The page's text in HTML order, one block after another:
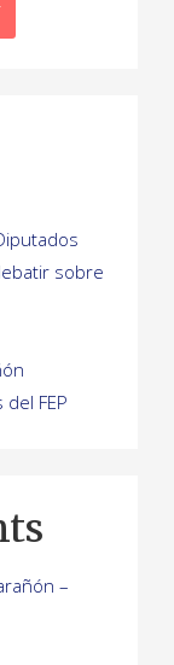
sobre
FEP
–